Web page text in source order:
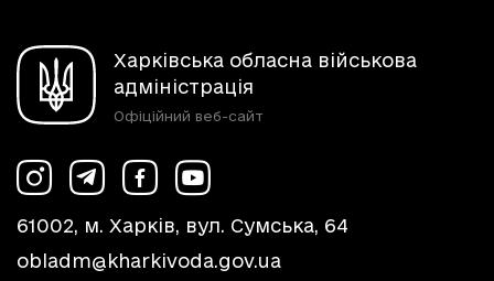
Харківська обласна військова
адміністрація
Офіційний веб-сайт
61002, м. Харків, вул. Сумська, 64
obladm@kharkivoda.gov.ua